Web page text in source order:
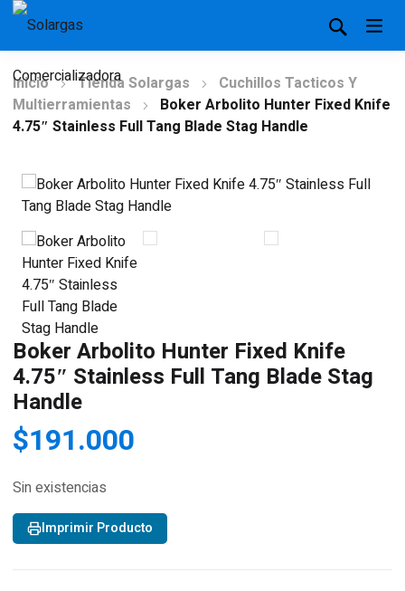
Inicio Tienda Solargas
Cuchillos Tacticos Y
Multierramientas
Boker Arbolito Hunter Fixed Knife
4.75″ Stainless Full Tang Blade Stag Handle
Boker Arbolito Hunter Fixed Knife
4.75″ Stainless Full Tang Blade Stag
Handle
$191.000
Sin existencias
Imprimir Producto